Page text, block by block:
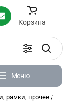
Корзина
Меню
рамки, прочее /